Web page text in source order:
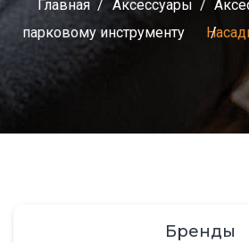
Главная Аксессуары
парковому инструменту
Бренды